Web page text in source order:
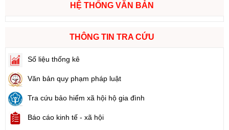
HỆ THỐNG VĂN BẢN
THÔNG TIN TRA CỨU
Số liệu thống kê
Văn bản quy phạm pháp luật
Tra cứu bảo hiểm xã hội hộ gia đình
Báo cáo kinh tế - xã hội